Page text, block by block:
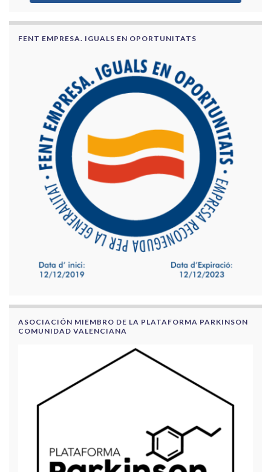
FENT EMPRESA. IGUALS EN OPORTUNITATS
ASOCIACIÓN MIEMBRO DE LA PLATAFORMA PARKINSON
COMUNIDAD VALENCIANA